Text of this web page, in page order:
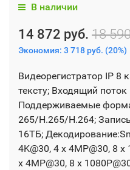
В наличии
14 872 руб. 18
Экономия: 3 718 руб. (20%)
Видеорегистратор IP 8
тексту; Входящий
Поддерживаемые
265/H.265/H.264;
16ТБ;
4K@30, 4 x 4MP@30, 8
x 4MP@30, 8 x